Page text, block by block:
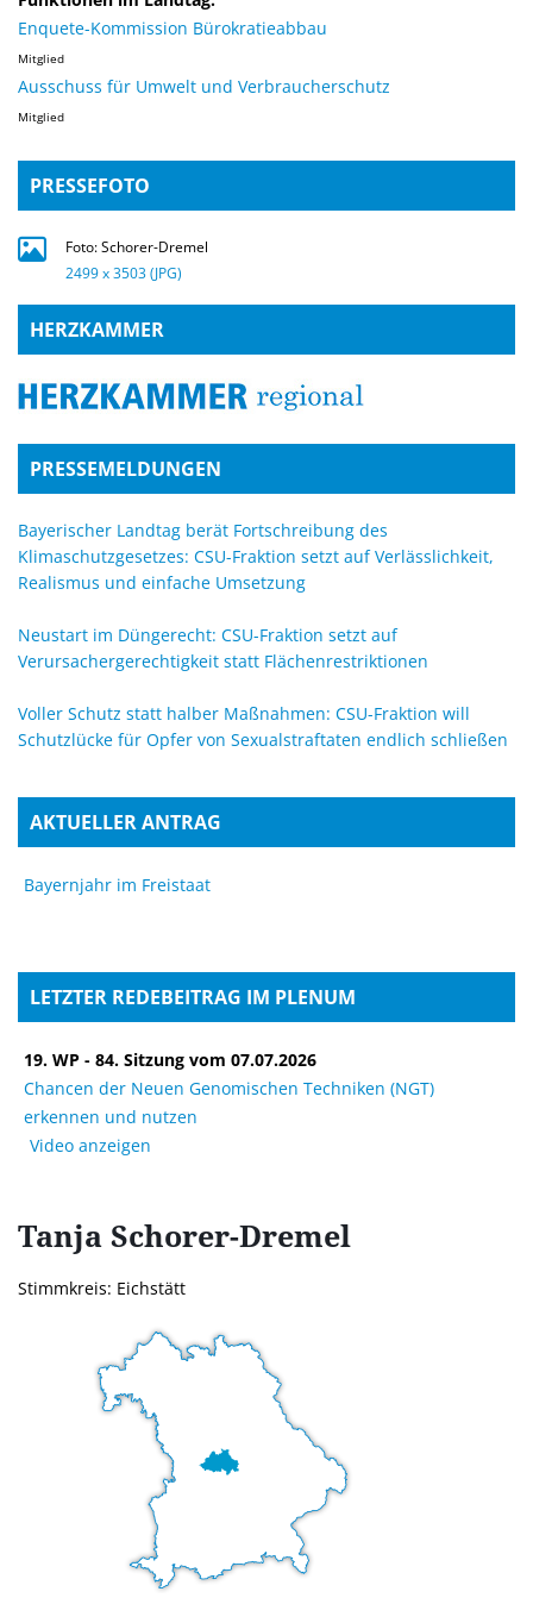
Enquete-Kommission Bürokratieabbau
Mitglied
Ausschuss für Umwelt und Verbraucherschutz
Mitglied
PRESSEFOTO
Foto: Schorer-Dremel
2499 x 3503 (JPG)
HERZKAMMER
PRESSEMELDUNGEN
Bayerischer Landtag berät Fortschreibung des
Klimaschutzgesetzes: CSU-Fraktion setzt auf Verlässlichkeit,
Realismus und einfache Umsetzung
Neustart im Düngerecht: CSU-Fraktion setzt auf
Verursachergerechtigkeit statt Flächenrestriktionen
Voller Schutz statt halber Maßnahmen: CSU-Fraktion will
Schutzlücke für Opfer von Sexualstraftaten endlich schließen
AKTUELLER ANTRAG
Bayernjahr im Freistaat
LETZTER REDEBEITRAG IM PLENUM
19. WP - 84. Sitzung vom 07.07.2026
Chancen der Neuen Genomischen Techniken (NGT)
erkennen und nutzen
Video anzeigen
Tanja Schorer-Dremel
Stimmkreis: Eichstätt